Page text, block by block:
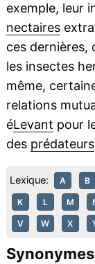
exemple, leur
nectaires
ces dernières,
les insectes
même,
relations
éLevant pour
des prédateurs
Lexique: A B
K L M
V W X